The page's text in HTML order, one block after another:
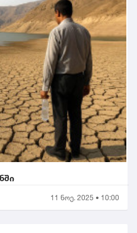
11 ნოე. 2025 • 10:00